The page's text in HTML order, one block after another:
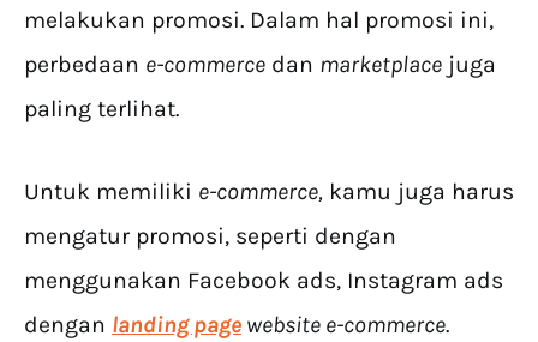
melakukan promosi. Dalam hal promosi ini,
perbedaan e-commerce dan marketplace juga
paling terlihat.
Untuk memiliki e-commerce, kamu juga harus
mengatur promosi, seperti dengan
menggunakan Facebook ads, Instagram ads
dengan landing page website e-commerce.